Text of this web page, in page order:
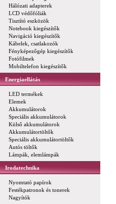
Hálózati adapterek
LCD védőfóliák
Tisztító eszközök
Notebook kiegészítők
Navigáció kiegészítők
Kábelek, csatlakozók
Fényképezőgép kiegészítők
Fotófilmek
Mobiltelefon kiegészítők
Energiaellátás
LED termékek
Elemek
Akkumulátorok
Speciális akkumulátorok
Külső akkumulátorok
Akkumulátortöltők
Speciális akkumulátortöltők
Autós töltők
Lámpák, elemlámpák
Irodatechnika
Nyomtató papírok
Festékpatronok és tonerek
Nagyítók